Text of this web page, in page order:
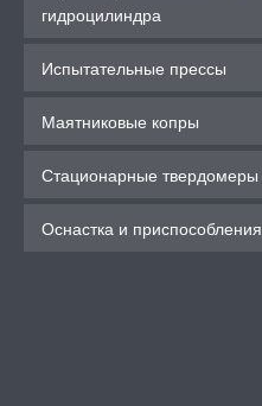
гидроцилиндра
Испытательные прессы
Маятниковые копры
Стационарные твердомеры
Оснастка и приспособления